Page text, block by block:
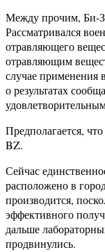
Между прочим, Би-
Рассматривался
отравляющего
отравляющим
случае применения
о результатах
Предполагается,
BZ.
Сейчас
расположено в
производится,
эффективного
дальше
продвинулись.